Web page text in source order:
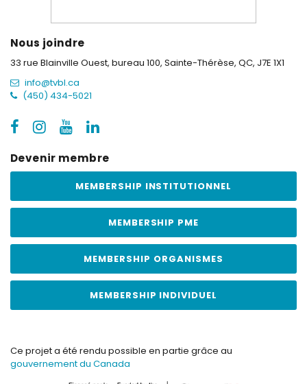
Nous joindre
33 rue Blainville Ouest, bureau 100, Sainte-Thérèse, QC, J7E 1X1
info@tvbl.ca
(450) 434-5021
Devenir membre
MEMBERSHIP INSTITUTIONNEL
MEMBERSHIP PME
MEMBERSHIP ORGANISMES
MEMBERSHIP INDIVIDUEL
Ce projet a été rendu possible en partie grâce au
gouvernement du Canada